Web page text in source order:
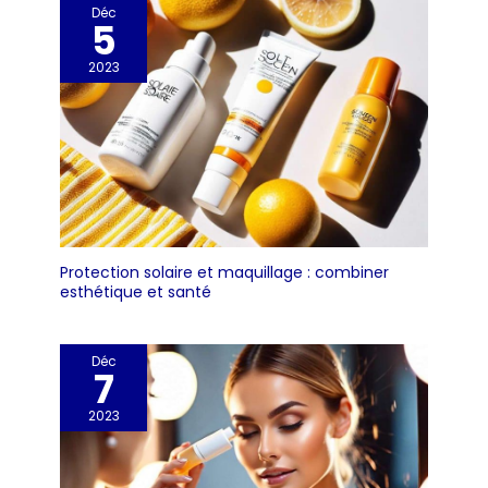
anti-adhérents, et
rapides et faciles à
nettoyer. Haute
résistance à 484ºF :
Doté de fils en silicone
sans BPA. Des fils épais
de 2,1 mm recouverts
de silicone souple de
0,3 mm le rendent plus
solide et plus durable.
Idéal pour remuer les
sauces et les jus de
d'assistance] Ce que
vous voyez est ce que
vous obtenez. Nous
soutenons un
remboursement à 100
%. N'hésitez pas à nous
contacter si vous avez
Déc
5
2023
Protection solaire et maquillage : combiner
esthétique et santé
Déc
7
2023